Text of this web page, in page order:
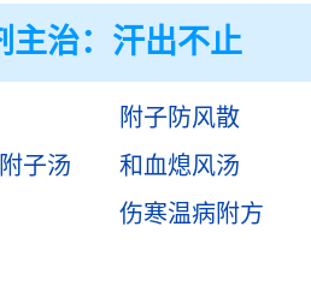
主治： 汗出不止
附子防风散
子汤
和血熄风汤
伤寒温病附方